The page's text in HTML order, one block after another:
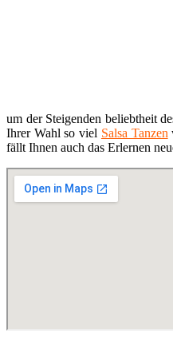
um der Steigenden beliebtheit
Ihrer Wahl so viel Salsa Tanzen
fällt Ihnen auch das Erlernen